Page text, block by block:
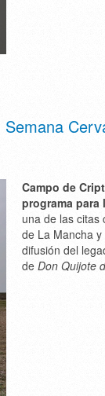
Campo de
programa para
una de las citas
de La Mancha
difusión del
de Don Quijote